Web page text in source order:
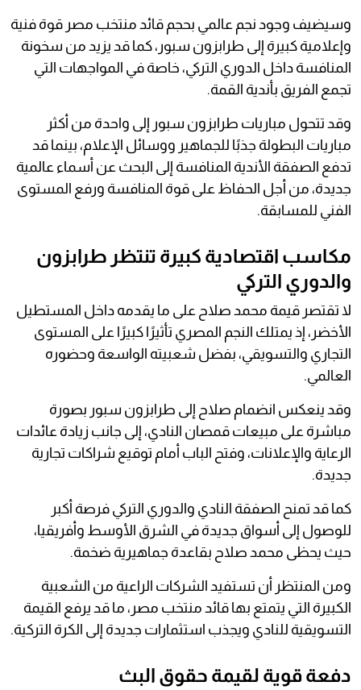
وسيضيف وجود نجم عالمي بحجم قائد منتخب مصر قوة فنية
وإعلامية كبيرة إلى طرابزون سبور، كما قد يزيد من سخونة
المنافسة داخل الدوري التركي، خاصة في المواجهات التي
تجمع الفريق بأندية القمة.
وقد تتحول مباريات طرابزون سبور إلى واحدة من أكثر
مباريات البطولة جذبًا للجماهير ووسائل الإعلام، بينما قد
تدفع الصفقة الأندية المنافسة إلى البحث عن أسماء عالمية
جديدة، من أجل الحفاظ على قوة المنافسة ورفع المستوى
الفني للمسابقة.
مكاسب اقتصادية كبيرة تنتظر طرابزون
والدوري التركي
لا تقتصر قيمة محمد صلاح على ما يقدمه داخل المستطيل
الأخضر، إذ يمتلك النجم المصري تأثيرًا كبيرًا على المستوى
التجاري والتسويقي، بفضل شعبيته الواسعة وحضوره
العالمي.
وقد ينعكس انضمام صلاح إلى طرابزون سبور بصورة
مباشرة على مبيعات قمصان النادي، إلى جانب زيادة عائدات
الرعاية والإعلانات، وفتح الباب أمام توقيع شراكات تجارية
جديدة.
كما قد تمنح الصفقة النادي والدوري التركي فرصة أكبر
للوصول إلى أسواق جديدة في الشرق الأوسط وأفريقيا،
حيث يحظى محمد صلاح بقاعدة جماهيرية ضخمة.
ومن المنتظر أن تستفيد الشركات الراعية من الشعبية
الكبيرة التي يتمتع بها قائد منتخب مصر، ما قد يرفع القيمة
التسويقية للنادي ويجذب استثمارات جديدة إلى الكرة التركية.
دفعة قوية لقيمة حقوق البث